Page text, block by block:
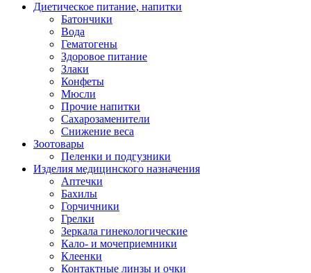
Диетическое питание, напитки
Батончики
Вода
Гематогены
Здоровое питание
Злаки
Конфеты
Мюсли
Прочие напитки
Сахарозаменители
Снижение веса
Зоотовары
Пеленки и подгузники
Изделия медицинского назначения
Аптечки
Бахилы
Горчичники
Грелки
Зеркала гинекологические
Кало- и мочеприемники
Клеенки
Контактные линзы и очки